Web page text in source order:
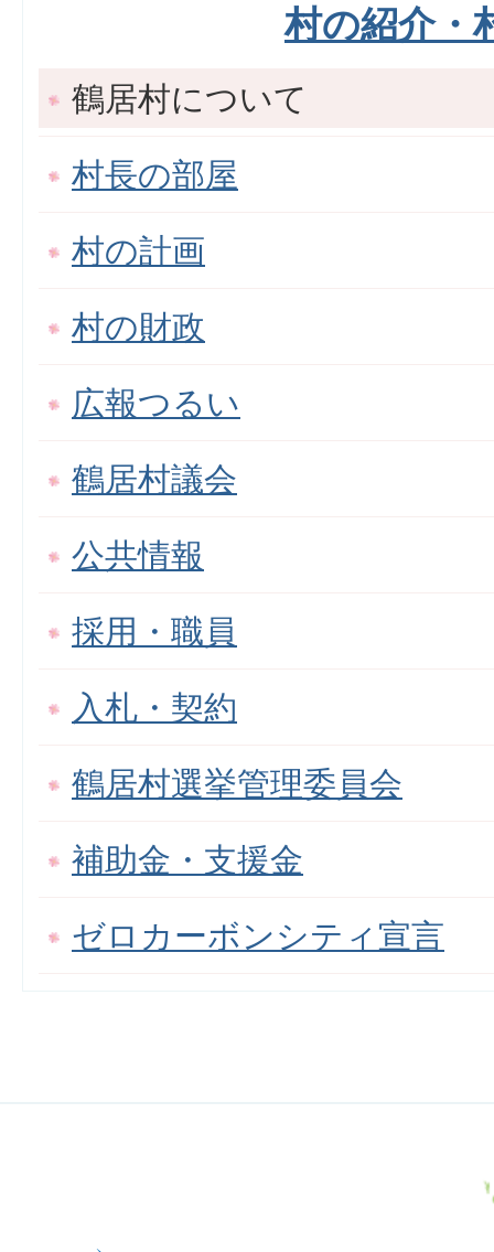
村の紹介・
鶴居村について
村長の部屋
村の計画
村の財政
広報つるい
鶴居村議会
公共情報
採用・職員
入札・契約
鶴居村選挙管理委員会
補助金・支援金
ゼロカーボンシティ宣言